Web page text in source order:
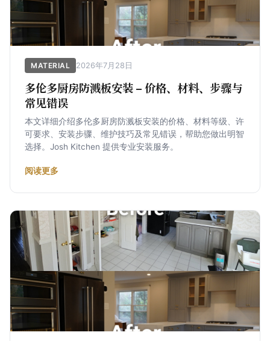
MATERIAL 2026年7月28日
多伦多厨房防溅板安装 – 价格、材料、步骤与
常见错误
本文详细介绍多伦多厨房防溅板安装的价格、材料等级、许
可要求、安装步骤、维护技巧及常见错误，帮助您做出明智
选择。Josh Kitchen 提供专业安装服务。
阅读更多